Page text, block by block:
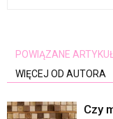
POWIĄZANE
WIĘCEJ OD AUTORA
Czy